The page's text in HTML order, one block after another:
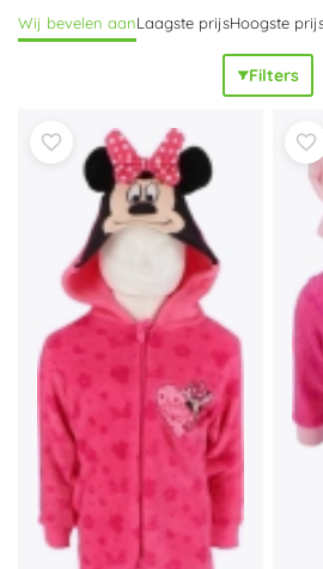
juist een lichte sweatonesie. Een
OEKO-TEX-certificering iszacht
sneldrogenden
lichaamstemperatuur
terwijl een softshell onesie
pyjama-onesie voor kinderen met
zorgt voor eenrustige slaap
blote ruggetjes. Je kiest eenvoudig
op basis van het seizoen en de
pasgeborenen en baby’s is een
doorlopende rits ideaal, voor
elastische kinderonesie met
details. Ga voor kwaliteitsmaterialen
meegroeiende boorden en
(machinewas, snel drogend). Er zijn
effen varianten, onesies voor
lichte katoenen tot
warme en
populair is ook de teddy- of fluffy
zachtheid
Wij bevelen aanLaagste prijsHoogste
Filters